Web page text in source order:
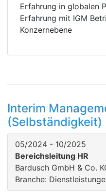
Erfahrung in globalen
Erfahrung mit IGM
Konzernebene
Interim
(Selbständigkeit)
05/2024 - 10/2025
Bereichsleitung HR
Bardusch GmbH & Co.
Branche: